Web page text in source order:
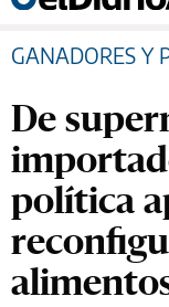
GANADORES Y
De
política